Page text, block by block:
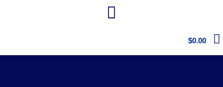
$0.00